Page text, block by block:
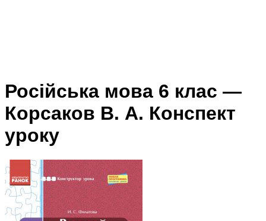
Російська мова 6 клас —
Корсаков В. А. Конспект
уроку